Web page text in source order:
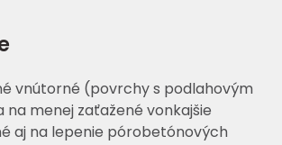
vnútorné (povrchy s podlahovým
menej zaťažené vonkajšie
aj na lepenie pórobetónových